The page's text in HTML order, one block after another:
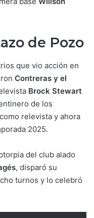
de Pozo
que vio acción en
Contreras y el
Brock Stewart
de los
relevista y ahora
2025.
del club alado
, disparó su
turnos y lo celebró